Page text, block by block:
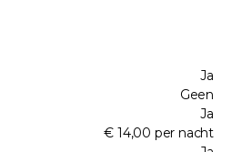
Ja
Geen
Ja
€ 14,00 per nacht